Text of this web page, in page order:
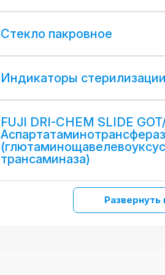
Стекло пакровное
Индикаторы
FUJI DRI-CHEM SLIDE
трансаминаза)
Развернуть